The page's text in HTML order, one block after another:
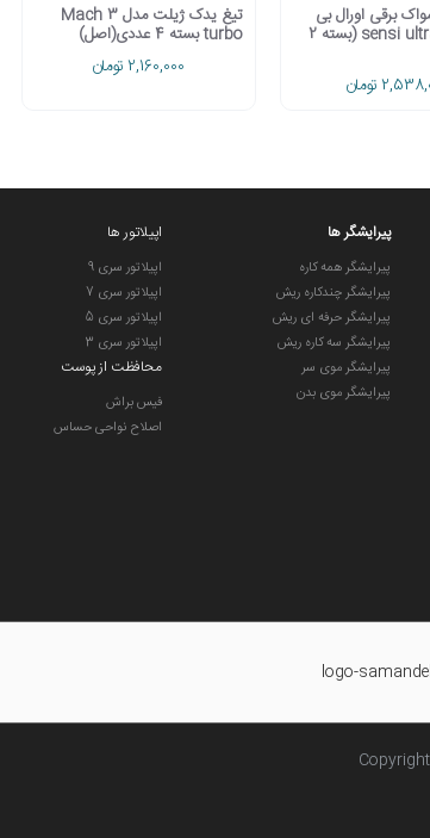
برقی اورال بی
مدل sensi ultra-thin (بسته 2
تومان
تیغ یدک ژیلت مدل Mach 3
turbo بسته 4 عددی(اصل)
2,160,000 تومان
پیرایشگر ها
پیرایشگر همه کاره
پیرایشگر چندکاره ریش
پیرایشگر حرفه ای ریش
پیرایشگر سه کاره ریش
پیرایشگر موی سر
پیرایشگر موی بدن
اپیلاتور ها
اپیلاتور سری 9
اپیلاتور سری 7
اپیلاتور سری 5
اپیلاتور سری 3
محافظت از پوست
فیس براش
اصلاح نواحی حساس